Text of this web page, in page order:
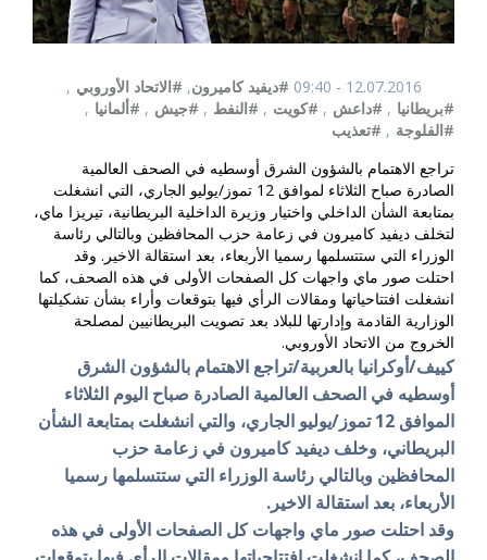
12.07.2016 - 09:40 #ديفيد كاميرون, #الاتحاد الأوروبي ,
#بريطانيا , #داعش , #كويت , #النفط , #جيش , #ألمانيا ,
#الفلوجة , #تعذيب
تراجع الاهتمام بالشؤون الشرق أوسطيه في الصحف العالمية
الصادرة صباح الثلاثاء لموافق 12 تموز/يوليو الجاري، التي انشغلت
بمتابعة الشأن الداخلي واختيار وزيرة الداخلية البريطانية، تيريزا ماي،
لتخلف ديفيد كاميرون في زعامة حزب المحافظين وبالتالي رئاسة
الوزراء التي ستتسلمها رسميا الأربعاء، بعد استقالة الاخير. وقد
احتلت صور ماي واجهات كل الصفحات الأولى في هذه الصحف، كما
انشغلت افتتاحياتها ومقالات الرأي فيها بتوقعات وأراء بشأن تشكيلتها
الوزارية القادمة وإدارتها للبلاد بعد تصويت البريطانيين لمصلحة
الخروج من الاتحاد الأوروبي.
كييف/أوكرانيا بالعربية/تراجع الاهتمام بالشؤون الشرق
أوسطيه في الصحف العالمية الصادرة صباح اليوم الثلاثاء
الموافق 12 تموز/يوليو الجاري، والتي انشغلت بمتابعة الشأن
البريطاني، وخلف ديفيد كاميرون في زعامة حزب
المحافظين وبالتالي رئاسة الوزراء التي ستتسلمها رسميا
الأربعاء، بعد استقالة الاخير.
وقد احتلت صور ماي واجهات كل الصفحات الأولى في هذه